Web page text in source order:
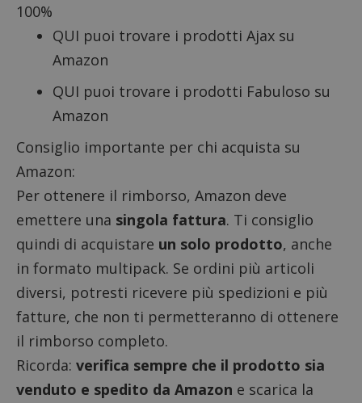
100%
QUI puoi trovare i prodotti Ajax su
Amazon
QUI puoi trovare i prodotti Fabuloso su
Amazon
Consiglio importante per chi acquista su
Amazon:
Per ottenere il rimborso, Amazon deve
emettere una singola fattura. Ti consiglio
quindi di acquistare un solo prodotto, anche
in formato multipack. Se ordini più articoli
diversi, potresti ricevere più spedizioni e più
fatture, che non ti permetteranno di ottenere
il rimborso completo.
Ricorda: verifica sempre che il prodotto sia
venduto e spedito da Amazon e scarica la